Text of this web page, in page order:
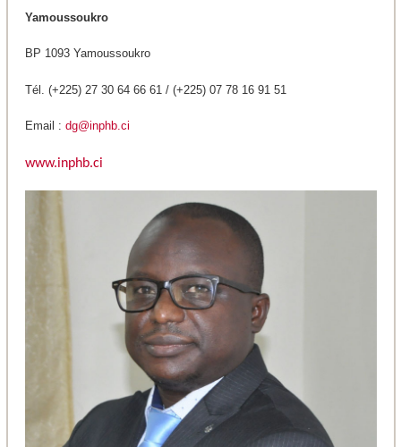
Yamoussoukro
BP 1093 Yamoussoukro
Tél. (+225) 27 30 64 66 61 / (+225) 07 78 16 91 51
Email : dg@inphb.ci
www.inphb.ci